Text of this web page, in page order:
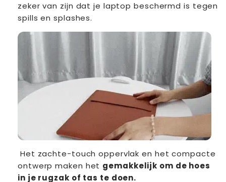
zeker van zijn dat je laptop beschermd is tegen
spills en splashes.
Het zachte-touch oppervlak en het compacte
ontwerp maken het gemakkelijk om de hoes
in je rugzak of tas te doen.